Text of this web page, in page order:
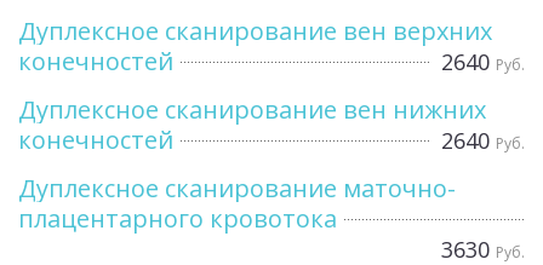
Дуплексное сканирование вен верхних
конечностей
2640 Руб.
Дуплексное сканирование вен нижних
конечностей
2640 Руб.
Дуплексное сканирование маточно-
плацентарного кровотока
3630 Руб.